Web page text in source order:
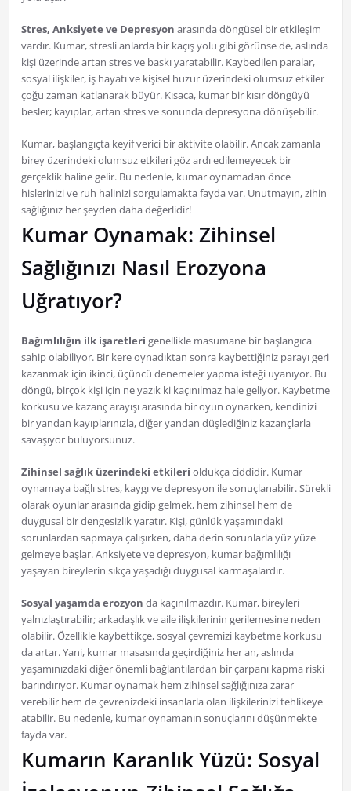
Stres, Anksiyete ve Depresyon arasında döngüsel bir etkileşim
vardır. Kumar, stresli anlarda bir kaçış yolu gibi görünse de, aslında
kişi üzerinde artan stres ve baskı yaratabilir. Kaybedilen paralar,
sosyal ilişkiler, iş hayatı ve kişisel huzur üzerindeki olumsuz etkiler
çoğu zaman katlanarak büyür. Kısaca, kumar bir kısır döngüyü
besler; kayıplar, artan stres ve sonunda depresyona dönüşebilir.
Kumar, başlangıçta keyif verici bir aktivite olabilir. Ancak zamanla
birey üzerindeki olumsuz etkileri göz ardı edilemeyecek bir
gerçeklik haline gelir. Bu nedenle, kumar oynamadan önce
hislerinizi ve ruh halinizi sorgulamakta fayda var. Unutmayın, zihin
sağlığınız her şeyden daha değerlidir!
Kumar Oynamak: Zihinsel
Sağlığınızı Nasıl Erozyona
Uğratıyor?
Bağımlılığın ilk işaretleri genellikle masumane bir başlangıca
sahip olabiliyor. Bir kere oynadıktan sonra kaybettiğiniz parayı geri
kazanmak için ikinci, üçüncü denemeler yapma isteği uyanıyor. Bu
döngü, birçok kişi için ne yazık ki kaçınılmaz hale geliyor. Kaybetme
korkusu ve kazanç arayışı arasında bir oyun oynarken, kendinizi
bir yandan kayıplarınızla, diğer yandan düşlediğiniz kazançlarla
savaşıyor buluyorsunuz.
Zihinsel sağlık üzerindeki etkileri oldukça ciddidir. Kumar
oynamaya bağlı stres, kaygı ve depresyon ile sonuçlanabilir. Sürekli
olarak oyunlar arasında gidip gelmek, hem zihinsel hem de
duygusal bir dengesizlik yaratır. Kişi, günlük yaşamındaki
sorunlardan sapmaya çalışırken, daha derin sorunlarla yüz yüze
gelmeye başlar. Anksiyete ve depresyon, kumar bağımlılığı
yaşayan bireylerin sıkça yaşadığı duygusal karmaşalardır.
Sosyal yaşamda erozyon da kaçınılmazdır. Kumar, bireyleri
yalnızlaştırabilir; arkadaşlık ve aile ilişkilerinin gerilemesine neden
olabilir. Özellikle kaybettikçe, sosyal çevremizi kaybetme korkusu
da artar. Yani, kumar masasında geçirdiğiniz her an, aslında
yaşamınızdaki diğer önemli bağlantılardan bir çarpanı kapma riski
barındırıyor. Kumar oynamak hem zihinsel sağlığınıza zarar
verebilir hem de çevrenizdeki insanlarla olan ilişkilerinizi tehlikeye
atabilir. Bu nedenle, kumar oynamanın sonuçlarını düşünmekte
fayda var.
Kumarın Karanlık Yüzü: Sosyal